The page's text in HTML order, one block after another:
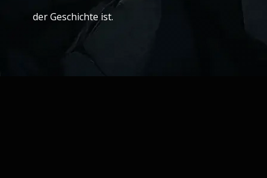
der Geschichte ist.